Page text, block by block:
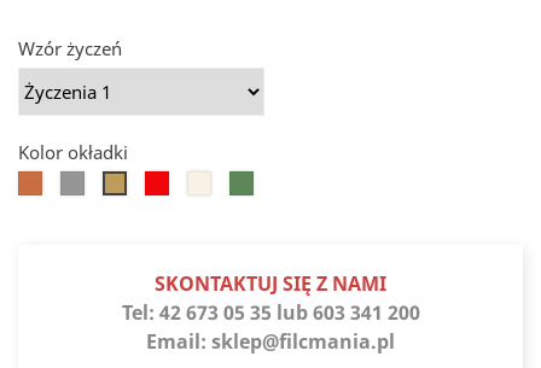
Wzór życzeń
Kolor okładki
SKONTAKTUJ SIĘ Z NAMI
Tel: 42 673 05 35 lub 603 341 200
Email: sklep@filcmania.pl